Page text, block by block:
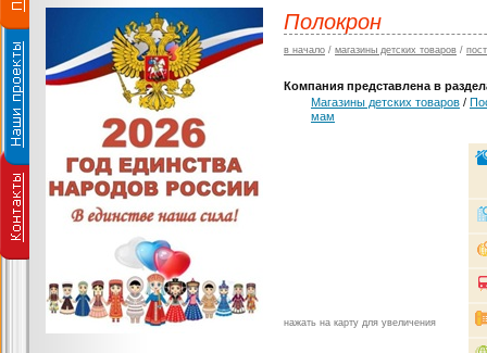
Полокрон
в начало / магазины детских товаров /
Компания представлена в
Магазины детских товаров /
мам
нажать на карту для увеличения